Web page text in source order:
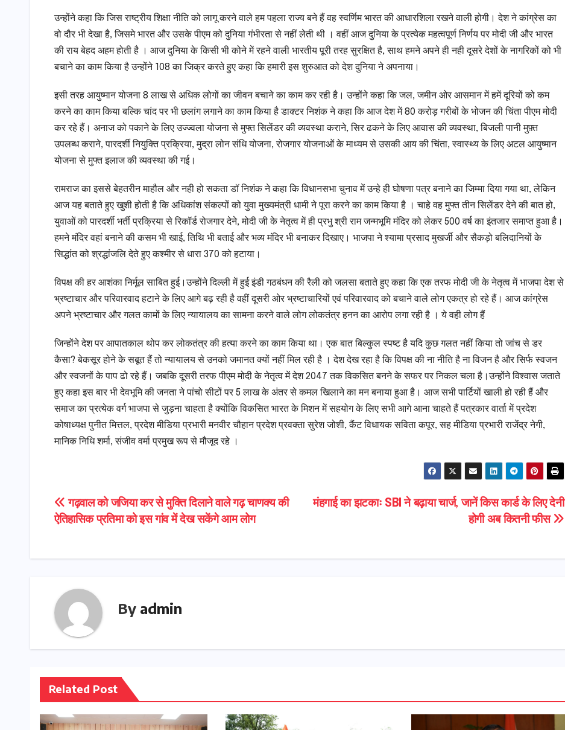
उन्होंने कहा कि जिस राष्ट्रीय शिक्षा नीति को लागू करने वाले हम पहला राज्य बने हैं वह स्वर्णिम भारत की आधारशिला रखने वाली होगी। देश ने कांग्रेस का
वो दौर भी देखा है, जिसमे भारत और उसके पीएम को दुनिया गंभीरता से नहीं लेती थी । वहीं आज दुनिया के प्रत्येक महत्वपूर्ण निर्णय पर मोदी जी और भारत
की राय बेहद अहम होती है । आज दुनिया के किसी भी कोने में रहने वाली भारतीय पूरी तरह सुरक्षित है, साथ हमने अपने ही नही दूसरे देशों के नागरिकों को भी
बचाने का काम किया है उन्होंने 108 का जिक्र करते हुए कहा कि हमारी इस शुरुआत को देश दुनिया ने अपनाया।
इसी तरह आयुष्मान योजना 8 लाख से अधिक लोगों का जीवन बचाने का काम कर रही है। उन्होंने कहा कि जल, जमीन ओर आसमान में हमें दूरियों को कम
करने का काम किया बल्कि चांद पर भी छलांग लगाने का काम किया है डाक्टर निशंक ने कहा कि आज देश में 80 करोड़ गरीबों के भोजन की चिंता पीएम मोदी
कर रहे हैं। अनाज को पकाने के लिए उज्ज्वला योजना से मुफ्त सिलेंडर की व्यवस्था कराने, सिर ढकने के लिए आवास की व्यवस्था, बिजली पानी मुफ़्त
उपलब्ध कराने, पारदर्शी नियुक्ति प्रक्रिया, मुद्रा लोन संधि योजना, रोजगार योजनाओं के माध्यम से उसकी आय की चिंता, स्वास्थ्य के लिए अटल आयुष्मान
योजना से मुफ्त इलाज की व्यवस्था की गई।
रामराज का इससे बेहतरीन माहौल और नही हो सकता डॉ निशंक ने कहा कि विधानसभा चुनाव में उन्हे ही घोषणा पत्र बनाने का जिम्मा दिया गया था, लेकिन
आज यह बताते हुए खुशी होती है कि अधिकांश संकल्पों को युवा मुख्यमंत्री धामी ने पूरा करने का काम किया है । चाहे वह मुफ्त तीन सिलेंडर देने की बात हो,
युवाओं को पारदर्शी भर्ती प्रक्रिया से रिकॉर्ड रोजगार देने, मोदी जी के नेतृत्व में ही प्रभु श्री राम जन्मभूमि मंदिर को लेकर 500 वर्ष का इंतजार समाप्त हुआ है।
हमने मंदिर वहां बनाने की कसम भी खाई, तिथि भी बताई और भव्य मंदिर भी बनाकर दिखाए। भाजपा ने श्यामा प्रसाद मुखर्जी और सैकड़ो बलिदानियों के
सिद्धांत को श्रद्धांजलि देते हुए कश्मीर से धारा 370 को हटाया।
विपक्ष की हर आशंका निर्मूल साबित हुई।उन्होंने दिल्ली में हुई इंडी गठबंधन की रैली को जलसा बताते हुए कहा कि एक तरफ मोदी जी के नेतृत्व में भाजपा देश से
भ्रष्टाचार और परिवारवाद हटाने के लिए आगे बढ़ रही है वहीं दूसरी ओर भ्रष्टाचारियों एवं परिवारवाद को बचाने वाले लोग एकत्र हो रहे हैं। आज कांग्रेस
अपने भ्रष्टाचार और गलत कामों के लिए न्यायालय का सामना करने वाले लोग लोकतंत्र हनन का आरोप लगा रही है । ये वही लोग हैं
जिन्होंने देश पर आपातकाल थोप कर लोकतंत्र की हत्या करने का काम किया था। एक बात बिल्कुल स्पष्ट है यदि कुछ गलत नहीं किया तो जांच से डर
कैसा? बेकसूर होने के सबूत हैं तो न्यायालय से उनको जमानत क्यों नहीं मिल रही है । देश देख रहा है कि विपक्ष की ना नीति है ना विजन है और सिर्फ स्वजन
और स्वजनों के पाप ढो रहे हैं। जबकि दूसरी तरफ पीएम मोदी के नेतृत्व में देश 2047 तक विकसित बनने के सफर पर निकल चला है।उन्होंने विश्वास जताते
हुए कहा इस बार भी देवभूमि की जनता ने पांचो सीटों पर 5 लाख के अंतर से कमल खिलाने का मन बनाया हुआ है। आज सभी पार्टियों खाली हो रही हैं और
समाज का प्रत्येक वर्ग भाजपा से जुड़ना चाहता है क्योंकि विकसित भारत के मिशन में सहयोग के लिए सभी आगे आना चाहते हैं पत्रकार वार्ता में प्रदेश
कोषाध्यक्ष पुनीत मित्तल, प्रदेश मीडिया प्रभारी मनवीर चौहान प्रदेश प्रवक्ता सुरेश जोशी, कैंट विधायक सविता कपूर, सह मीडिया प्रभारी राजेंद्र नेगी,
मानिक निधि शर्मा, संजीव वर्मा प्रमुख रूप से मौजूद रहे ।
Post
navigation
मंहगाई का झटकाः SBI ने बढ़ाया चार्ज, जानें किस कार्ड के लिए देनी
होगी अब कितनी फीस
गढ़वाल को जजिया कर से मुक्ति दिलाने वाले गढ़ चाणक्य की
ऐतिहासिक प्रतिमा को इस गांव में देख सकेंगे आम लोग
By admin
Related Post